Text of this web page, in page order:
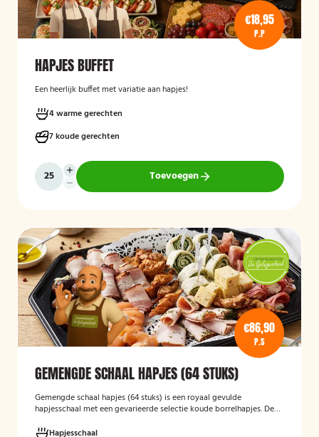
€18,95
P.P
HAPJES BUFFET
Een heerlijk buffet met variatie aan hapjes!
4 warme gerechten
7 koude gerechten
Toevoegen
€86,90
P.S
GEMENGDE SCHAAL HAPJES (64 STUKS)
Gemengde schaal hapjes (64 stuks) is een royaal gevulde
hapjesschaal met een gevarieerde selectie koude borrelhapjes. De
recepties, bedrijfsborrels en andere feestelijke gelegenheden. Met
Hapjesschaal